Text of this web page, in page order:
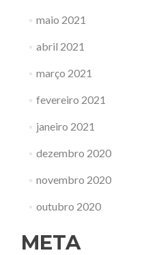
maio 2021
abril 2021
março 2021
fevereiro 2021
janeiro 2021
dezembro 2020
novembro 2020
outubro 2020
META